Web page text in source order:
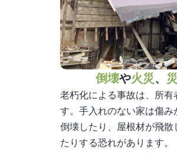
倒壊や火災、
老朽化による事故は、所有
す。手入れのない家は傷
倒壊したり、屋根材が飛散
たりする恐れがあります。